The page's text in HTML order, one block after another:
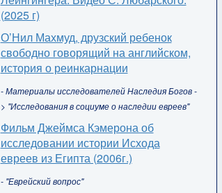
(2025 г)
О’Нил Махмуд, друзский ребенок
свободно говорящий на английском,
история о реинкарнации
- Материалы исследователей Наследия Богов -
> "Исследования в социуме о наследии евреев"
Фильм Джеймса Кэмерона об
исследовании истории Исхода
евреев из Египта (2006г.)
- "Еврейский вопрос"